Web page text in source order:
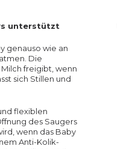
unterstützt
genauso wie an
Die
freigibt, wenn
sich Stillen und
flexiblen
des Saugers
wenn das Baby
Anti-Kolik-